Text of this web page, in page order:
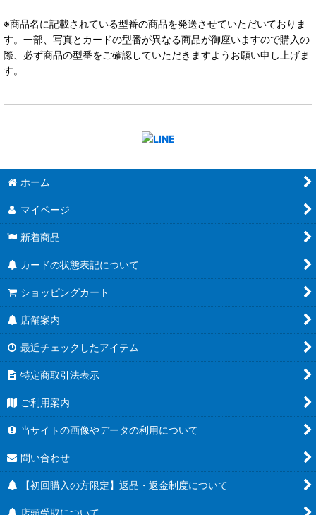
※商品名に記載されている型番の商品を発送させていただいておりま
す。一部、写真とカードの型番が異なる商品が御座いますので購入の
際、必ず商品の型番をご確認していただきますようお願い申し上げま
す。
ホーム
マイページ
新着商品
カードの状態表記について
ショッピングカート
店舗案内
最近チェックしたアイテム
特定商取引法表示
ご利用案内
当サイトの画像やデータの利用について
問い合わせ
【初回購入の方限定】返品・返金制度について
店頭受取について